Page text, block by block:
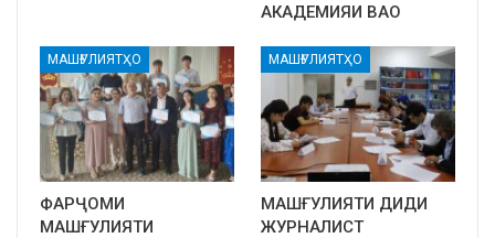
АКАДЕМИЯИ ВАО
МАШҒУЛИЯТҲО
ФАРҶОМИ
МАШҒУЛИЯТИ
МАШҒУЛИЯТҲО
МАШҒУЛИЯТИ ДИДИ
ЖУРНАЛИСТ